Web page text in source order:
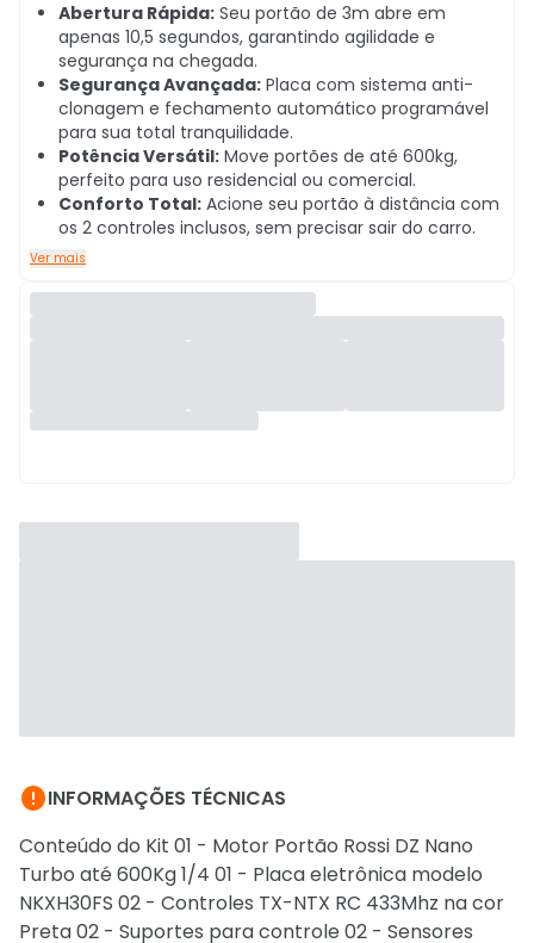
Abertura Rápida: Seu portão de 3m abre em
apenas 10,5 segundos, garantindo agilidade e
segurança na chegada.
Segurança Avançada: Placa com sistema anti-
clonagem e fechamento automático programável
para sua total tranquilidade.
Potência Versátil: Move portões de até 600kg,
perfeito para uso residencial ou comercial.
Conforto Total: Acione seu portão à distância com
os 2 controles inclusos, sem precisar sair do carro.
Ver mais
INFORMAÇÕES TÉCNICAS
Conteúdo do Kit 01 - Motor Portão Rossi DZ Nano
Turbo até 600Kg 1/4 01 - Placa eletrônica modelo
NKXH30FS 02 - Controles TX-NTX RC 433Mhz na cor
Preta 02 - Suportes para controle 02 - Sensores